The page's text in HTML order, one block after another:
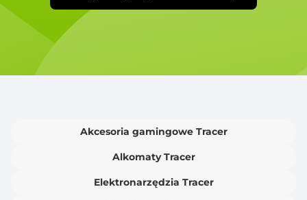
Akcesoria gamingowe Tracer
Alkomaty Tracer
Elektronarzędzia Tracer